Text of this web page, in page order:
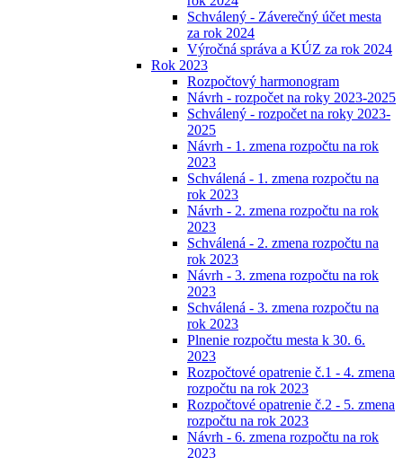
Schválený - Záverečný účet mesta
za rok 2024
Výročná správa a KÚZ za rok 2024
Rok 2023
Rozpočtový harmonogram
Návrh - rozpočet na roky 2023-2025
Schválený - rozpočet na roky 2023-
2025
Návrh - 1. zmena rozpočtu na rok
2023
Schválená - 1. zmena rozpočtu na
rok 2023
Návrh - 2. zmena rozpočtu na rok
2023
Schválená - 2. zmena rozpočtu na
rok 2023
Návrh - 3. zmena rozpočtu na rok
2023
Schválená - 3. zmena rozpočtu na
rok 2023
Plnenie rozpočtu mesta k 30. 6.
2023
Rozpočtové opatrenie č.1 - 4. zmena
rozpočtu na rok 2023
Rozpočtové opatrenie č.2 - 5. zmena
rozpočtu na rok 2023
Návrh - 6. zmena rozpočtu na rok
2023